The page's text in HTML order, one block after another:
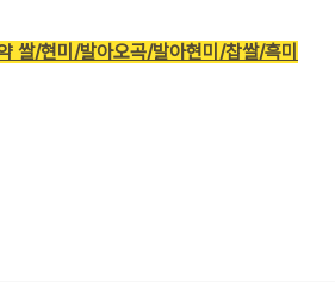
쌀/현미/발아오곡/발아현미/찹쌀/흑미